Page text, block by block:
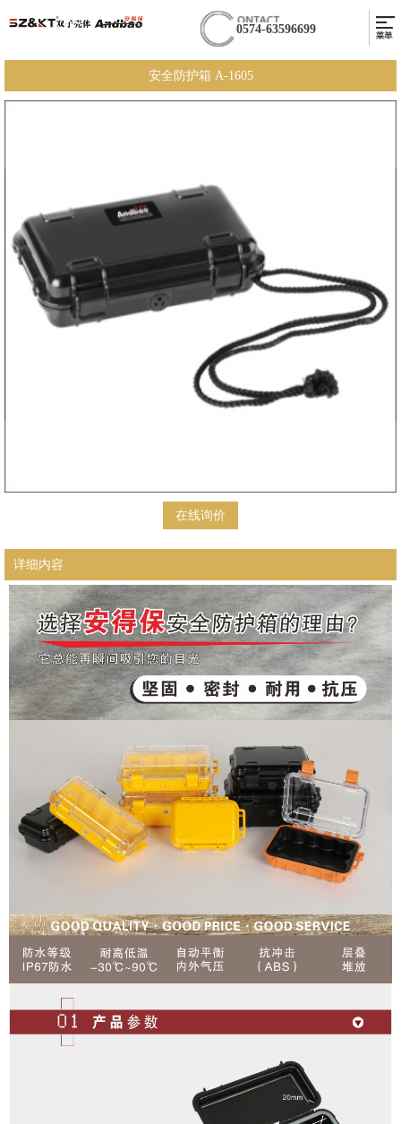
0574-63596699
安全防护箱 A-1605
在线询价
详细内容